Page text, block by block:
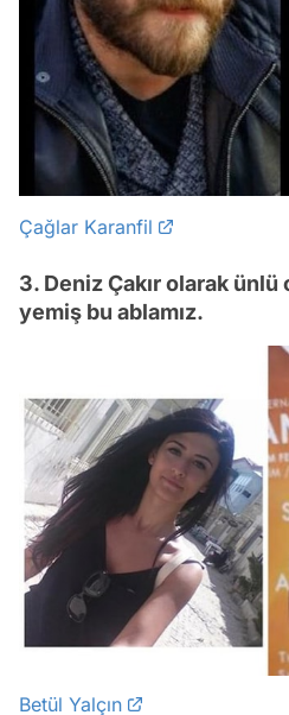
Çağlar Karanfil
3. Deniz Çakır olarak ünlü
yemiş bu ablamız.
Betül Yalçın